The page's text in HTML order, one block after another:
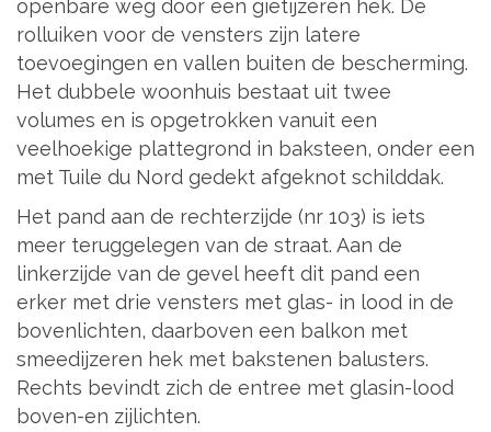
openbare weg door een gietijzeren hek. De
rolluiken voor de vensters zijn latere
toevoegingen en vallen buiten de bescherming.
Het dubbele woonhuis bestaat uit twee
volumes en is opgetrokken vanuit een
veelhoekige plattegrond in baksteen, onder een
met Tuile du Nord gedekt afgeknot schilddak.
Het pand aan de rechterzijde (nr 103) is iets
meer teruggelegen van de straat. Aan de
linkerzijde van de gevel heeft dit pand een
erker met drie vensters met glas- in lood in de
bovenlichten, daarboven een balkon met
smeedijzeren hek met bakstenen balusters.
Rechts bevindt zich de entree met glasin-lood
boven-en zijlichten.